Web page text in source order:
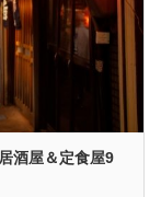
酒屋＆定食屋9